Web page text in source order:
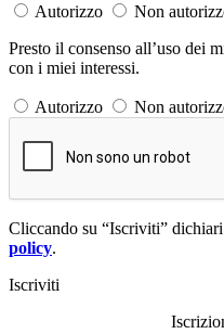
Autorizzo
Non
Presto il consenso all’uso dei
con i miei interessi.
Autorizzo Non
Cliccando su “Iscriviti”
policy.
Iscriviti